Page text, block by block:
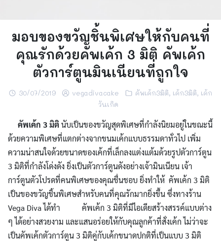
มอบของขวัญชิ้นพิเศษให้กับคนที่
คุณรักด้วยคัพเค้ก 3 มิติ คัพเค้ก
ตัวการ์ตูนมินเนียนที่ถูกใจ
30/07/2019 vegadivacake คัพเค้ก3มิติ, เค้ก3มิติ, เค้ก
วันเกิด
คัพเค้ก 3 มิติ นับเป็นของขวัญสุดพิเศษที่กำลังนิยมอยู่ในขณะนี้
ด้วยความพิเศษที่แตกต่างจากขนมเค้กแบบธรรมดาทั่วไป เพิ่ม
ความน่าสนใจด้วยขนาดของเค้กที่เล็กลงแต่งแต้มด้วยรูปตัวการ์ตูน
3 มิติที่กำลังโด่งดัง ยิ่งเป็นตัวการ์ตูนดังอย่างเจ้ามินเนียน เจ้า
การ์ตูนตัวโปรดที่คนพิเศษของคุณชื่นชอบ ยิ่งทำให้ คัพเค้ก 3 มิติ
เป็นของขวัญชิ้นพิเศษสำหรับคนที่คุณรักมากยิ่งขึ้น ซึ่งทางร้าน
Vega Diva ได้ทำ คัพเค้ก 3 มิติที่มีไอเดียสร้างสรรค์แบบต่าง
ๆ ได้อย่างสวยงาม และแสนอร่อยให้กับคุณลูกค้าที่สั่งเค้ก ไม่ว่าจะ
เป็นคัพเค้กตัวการ์ตูน 3 มิติคู่กับเค้กขนาดปกติที่เป็นแบบ 3 มิติ